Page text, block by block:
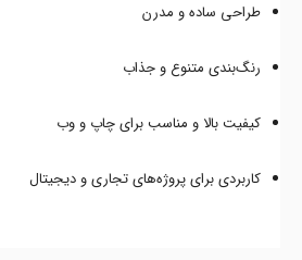
طراحی ساده و مدرن
رنگ‌بندی متنوع و جذاب
کیفیت بالا و مناسب برای چاپ و وب
کاربردی برای پروژه‌های تجاری و دیجیتال